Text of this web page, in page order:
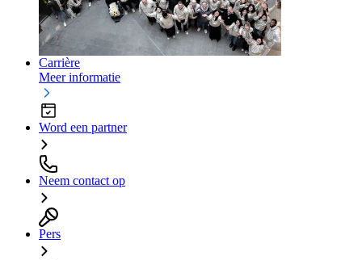
Carrière
Meer informatie
Word een partner
Neem contact op
Pers